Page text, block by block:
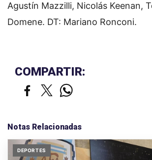
Agustín Mazzilli, Nicolás Keenan,
Domene. DT: Mariano Ronconi.
COMPARTIR:
Notas Relacionadas
DEPORTES